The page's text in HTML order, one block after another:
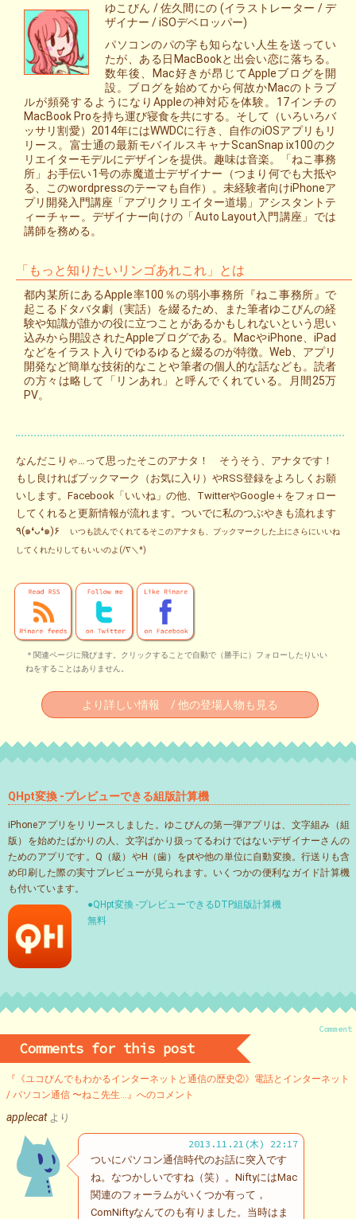
ゆこびん / 佐久間にの (イラストレーター / デ
ザイナー / iSOデベロッパー)
パソコンのパの字も知らない人生を送ってい
たが、ある日MacBookと出会い恋に落ちる。
数年後、Mac好きが昂じてAppleブログを開
設。ブログを始めてから何故かMacのトラブ
ルが頻発するようになりAppleの神対応を体験。17インチの
MacBook Proを持ち運び寝食を共にする。そして（いろいろバ
ッサリ割愛）2014年にはWWDCに行き、自作のiOSアプリもリ
リース。富士通の最新モバイルスキャナScanSnap ix100のク
リエイターモデルにデザインを提供。趣味は音楽。「ねこ事務
所」お手伝い1号の赤魔道士デザイナー（つまり何でも大抵や
る、このwordpressのテーマも自作）。未経験者向けiPhoneア
プリ開発入門講座「アプリクリエイター道場」アシスタントテ
ィーチャー。デザイナー向けの「Auto Layout入門講座」では
講師を務める。
「もっと知りたいリンゴあれこれ」とは
都内某所にあるApple率100％の弱小事務所『ねこ事務所』で
起こるドタバタ劇（実話）を綴るため、また筆者ゆこびんの経
験や知識が誰かの役に立つことがあるかもしれないという思い
込みから開設されたAppleブログである。MacやiPhone、iPad
などをイラスト入りでゆるゆると綴るのが特徴。Web、アプリ
開発など簡単な技術的なことや筆者の個人的な話なども。読者
の方々は略して「リンあれ」と呼んでくれている。月間25万
PV。
なんだこりゃ…って思ったそこのアナタ！ そうそう、アナタです！
もし良ければブックマーク（お気に入り）やRSS登録をよろしくお願
いします。Facebook「いいね」の他、TwitterやGoogle＋をフォロー
してくれると更新情報が流れます。ついでに私のつぶやきも流れます
٩(๑❛ᴗ❛๑)۶
いつも読んでくれてるそこのアナタも、ブックマークした上にさらにいいね
してくれたりしてもいいのよ(/∇＼*)
＊関連ページに飛びます。クリックすることで自動で（勝手に）フォローしたりいい
ねをすることはありません。
より詳しい情報 / 他の登場人物も見る
QHpt変換 -プレビューできる組版計算機
iPhoneアプリをリリースしました。ゆこびんの第一弾アプリは、文字組み（組
版）を始めたばかりの人、文字ばかり扱ってるわけではないデザイナーさんの
ためのアプリです。Q（級）やH（歯）をptや他の単位に自動変換。行送りも含
め印刷した際の実寸プレビューが見られます。いくつかの便利なガイド計算機
も付いています。
●QHpt変換 -プレビューできるDTP組版計算機
無料
Comment
Comments for this post
『《ユコびんでもわかるインターネットと通信の歴史②》電話とインターネット
/ パソコン通信 〜ねこ先生…』へのコメント
applecat より
2013.11.21(木) 22:17
ついにパソコン通信時代のお話に突入です
ね。なつかしいですね（笑）。NiftyにはMac
関連のフォーラムがいくつか有って，
ComNiftyなんてのも有りました。当時はま